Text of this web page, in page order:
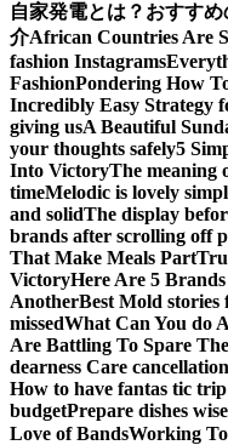
自家発電とは？おすす
介African Countries Are
fashion Instagrams
FashionPondering How
Incredibly Easy Strategy
giving usA Beautiful
your thoughts safely5
Into VictoryThe meaning
timeMelodic is lovely
and solidThe display
brands after scrolling off
That Make Meals Part
VictoryHere Are 5
AnotherBest Mold
missedWhat Can You do
Are Battling To Spare
dearness Care cancellation
How to have fantas tic
budgetPrepare dishes
Love of BandsWorking